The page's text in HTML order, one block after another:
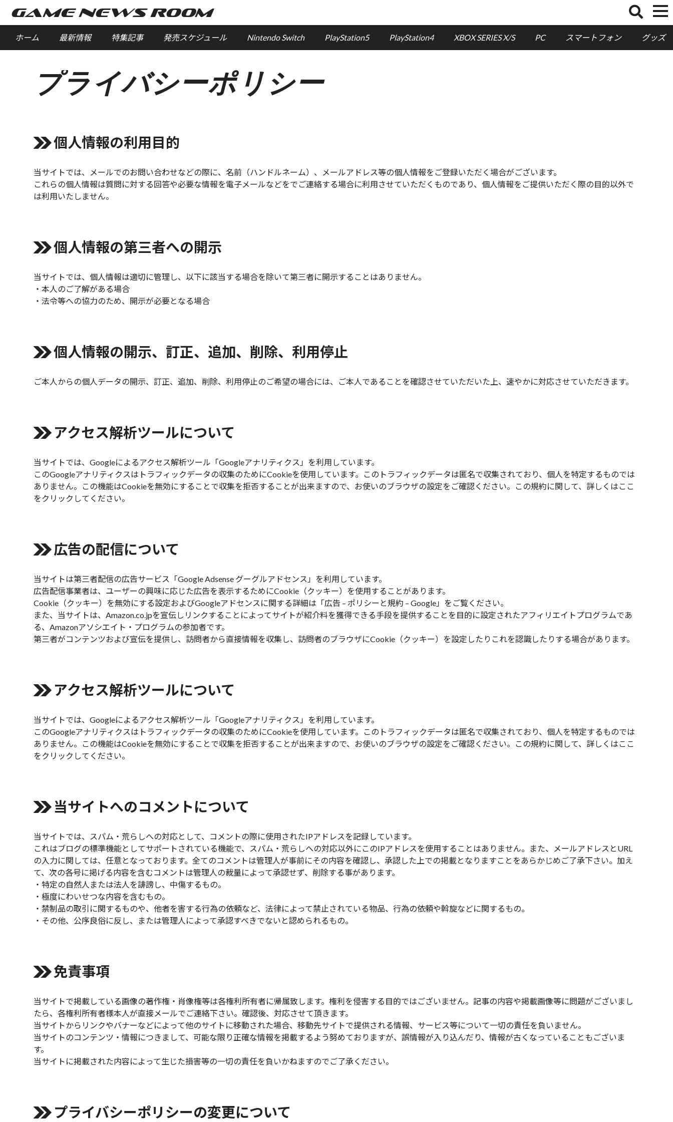
GAME NEWS ROOM
ホーム 最新情報 特集記事 発売スケジュール Nintendo Switch PlayStation5 PlayStation4 XBOX SERIES X/S PC スマートフォン グッズ
プライバシーポリシー
個人情報の利用目的
当サイトでは、メールでのお問い合わせなどの際に、名前（ハンドルネーム）、メールアドレス等の個人情報をご登録いただく場合がございます。
これらの個人情報は質問に対する回答や必要な情報を電子メールなどをでご連絡する場合に利用させていただくものであり、個人情報をご提供いただく際の目的以外で
は利用いたしません。
個人情報の第三者への開示
当サイトでは、個人情報は適切に管理し、以下に該当する場合を除いて第三者に開示することはありません。
・本人のご了解がある場合
・法令等への協力のため、開示が必要となる場合
個人情報の開示、訂正、追加、削除、利用停止
ご本人からの個人データの開示、訂正、追加、削除、利用停止のご希望の場合には、ご本人であることを確認させていただいた上、速やかに対応させていただきます。
アクセス解析ツールについて
当サイトでは、Googleによるアクセス解析ツール「Googleアナリティクス」を利用しています。
このGoogleアナリティクスはトラフィックデータの収集のためにCookieを使用しています。このトラフィックデータは匿名で収集されており、個人を特定するものでは
ありません。この機能はCookieを無効にすることで収集を拒否することが出来ますので、お使いのブラウザの設定をご確認ください。この規約に関して、詳しくは ここ
をクリック してください。
広告の配信について
当サイトは第三者配信の広告サービス「Google Adsense グーグルアドセンス」を利用しています。
広告配信事業者は、ユーザーの興味に応じた広告を表示するためにCookie（クッキー）を使用することがあります。
Cookie（クッキー）を無効にする設定およびGoogleアドセンスに関する詳細は「広告 – ポリシーと規約 – Google 」をご覧ください。
また、当サイトは、Amazon.co.jpを宣伝しリンクすることによってサイトが紹介料を獲得できる手段を提供することを目的に設定されたアフィリエイトプログラムであ
る、Amazonアソシエイト・プログラムの参加者です。
第三者がコンテンツおよび宣伝を提供し、訪問者から直接情報を収集し、訪問者のブラウザにCookie（クッキー）を設定したりこれを認識したりする場合があります。
アクセス解析ツールについて
当サイトでは、Googleによるアクセス解析ツール「Googleアナリティクス」を利用しています。
このGoogleアナリティクスはトラフィックデータの収集のためにCookieを使用しています。このトラフィックデータは匿名で収集されており、個人を特定するものでは
ありません。この機能はCookieを無効にすることで収集を拒否することが出来ますので、お使いのブラウザの設定をご確認ください。この規約に関して、詳しくは ここ
をクリック してください。
当サイトへのコメントについて
当サイトでは、スパム・荒らしへの対応として、コメントの際に使用されたIPアドレスを記録しています。
これはブログの標準機能としてサポートされている機能で、スパム・荒らしへの対応以外にこのIPアドレスを使用することはありません。また、メールアドレスとURL
の入力に関しては、任意となっております。全てのコメントは管理人が事前にその内容を確認し、承認した上での掲載となりますことをあらかじめご了承下さい。加え
て、次の各号に掲げる内容を含むコメントは管理人の裁量によって承認せず、削除する事があります。
・特定の自然人または法人を誹謗し、中傷するもの。
・極度にわいせつな内容を含むもの。
・禁制品の取引に関するものや、他者を害する行為の依頼など、法律によって禁止されている物品、行為の依頼や斡旋などに関するもの。
・その他、公序良俗に反し、または管理人によって承認すべきでないと認められるもの。
免責事項
当サイトで掲載している画像の著作権・肖像権等は各権利所有者に帰属致します。権利を侵害する目的ではございません。記事の内容や掲載画像等に問題がございまし
たら、各権利所有者様本人が直接メールでご連絡下さい。確認後、対応させて頂きます。
当サイトからリンクやバナーなどによって他のサイトに移動された場合、移動先サイトで提供される情報、サービス等について一切の責任を負いません。
当サイトのコンテンツ・情報につきまして、可能な限り正確な情報を掲載するよう努めておりますが、誤情報が入り込んだり、情報が古くなっていることもございま
す。
当サイトに掲載された内容によって生じた損害等の一切の責任を負いかねますのでご了承ください。
プライバシーポリシーの変更について